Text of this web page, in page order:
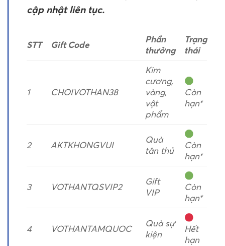
cập nhật liên tục.
STT Gift Code
Phần
thưởng
Trạng
thái
1 CHOIVOTHAN38
Kim
cương,
vàng,
vật
phẩm
Còn
hạn*
2 AKTKHONGVUI
Quà
tân thủ
Còn
hạn*
3 VOTHANTQSVIP2
Gift
VIP
Còn
hạn*
4 VOTHANTAMQUOC
Quà sự
kiện
Hết
hạn